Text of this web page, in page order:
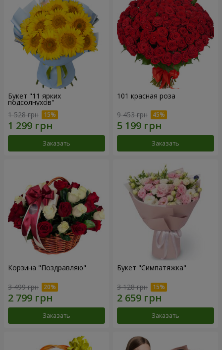
Букет "11 ярких
подсолнухов"
1 528 грн
Заказать
101 красная роза
9 453 грн
Заказать
Корзина "Поздравляю"
3 499 грн
Заказать
Букет "Симпатяжка"
3 128 грн
Заказать